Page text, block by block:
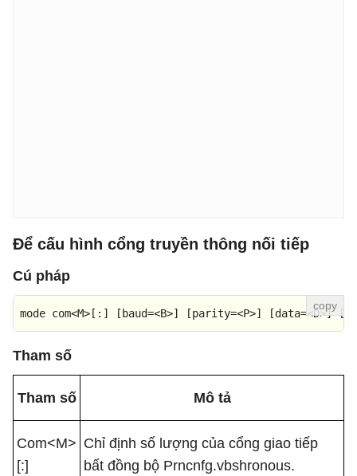
Để cấu hình cổng truyền thông nối tiếp
Cú pháp
mode com<M> [:] [baud=<B>] [parity=<P>] [data=<D>]
Tham số
Tham số Mô tả
Com<M>
[:]
Chỉ định số lượng của cổng giao tiếp
bất đồng bộ Prncnfg.vbshronous.